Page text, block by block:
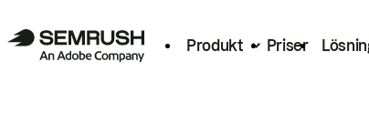
Produkt Priser